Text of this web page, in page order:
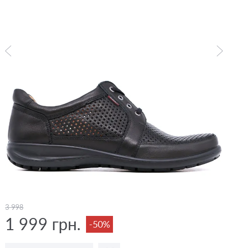
3 998
1 999 грн. -50%